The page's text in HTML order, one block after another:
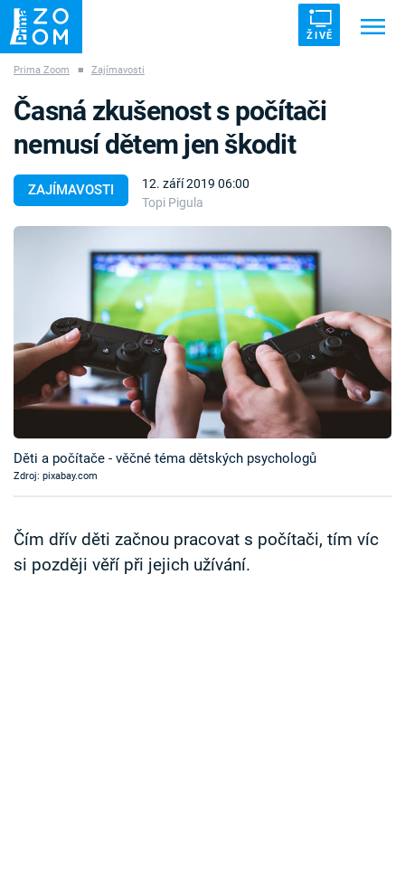
ŽIVĚ
ZÁHADY VETŘELCI DÁVNOVĚKU
Témata
Pořady
TV Program
Sledujte prima+
Prima Zoom ■ Zajímavosti
ZAJÍMAVOSTI
12. září 2019 06:00
Topi Pigula
Časná zkušenost s počítači
nemusí dětem jen škodit
Děti a počítače - věčné téma dětských psychologů
Zdroj: pixabay.com
Čím dřív děti začnou pracovat s počítači, tím víc
si později věří při jejich užívání.